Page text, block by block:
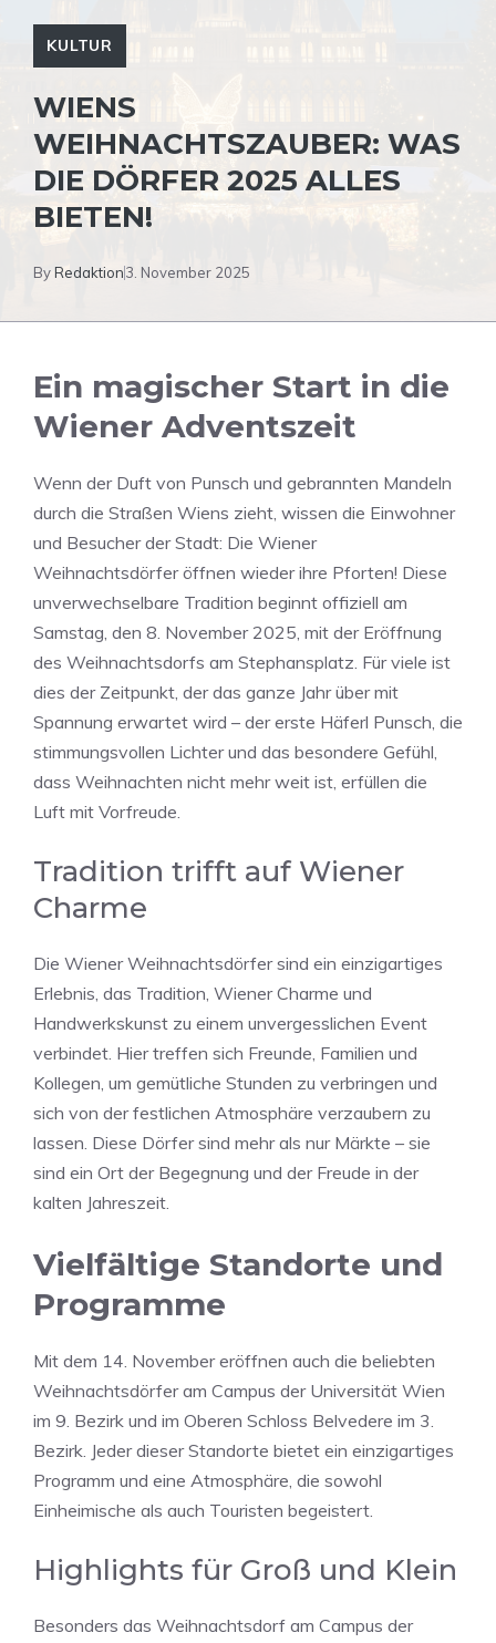
KULTUR
WIENS
WEIHNACHTSZAUBER: WAS
DIE DÖRFER 2025 ALLES
BIETEN!
By Redaktion3. November 2025
Ein magischer Start in die
Wiener Adventszeit
Wenn der Duft von Punsch und gebrannten Mandeln
durch die Straßen Wiens zieht, wissen die Einwohner
und Besucher der Stadt: Die Wiener
Weihnachtsdörfer öffnen wieder ihre Pforten! Diese
unverwechselbare Tradition beginnt offiziell am
Samstag, den 8. November 2025, mit der Eröffnung
des Weihnachtsdorfs am Stephansplatz. Für viele ist
dies der Zeitpunkt, der das ganze Jahr über mit
Spannung erwartet wird – der erste Häferl Punsch, die
stimmungsvollen Lichter und das besondere Gefühl,
dass Weihnachten nicht mehr weit ist, erfüllen die
Luft mit Vorfreude.
Tradition trifft auf Wiener
Charme
Die Wiener Weihnachtsdörfer sind ein einzigartiges
Erlebnis, das Tradition, Wiener Charme und
Handwerkskunst zu einem unvergesslichen Event
verbindet. Hier treffen sich Freunde, Familien und
Kollegen, um gemütliche Stunden zu verbringen und
sich von der festlichen Atmosphäre verzaubern zu
lassen. Diese Dörfer sind mehr als nur Märkte – sie
sind ein Ort der Begegnung und der Freude in der
kalten Jahreszeit.
Vielfältige Standorte und
Programme
Mit dem 14. November eröffnen auch die beliebten
Weihnachtsdörfer am Campus der Universität Wien
im 9. Bezirk und im Oberen Schloss Belvedere im 3.
Bezirk. Jeder dieser Standorte bietet ein einzigartiges
Programm und eine Atmosphäre, die sowohl
Einheimische als auch Touristen begeistert.
Highlights für Groß und Klein
Besonders das Weihnachtsdorf am Campus der